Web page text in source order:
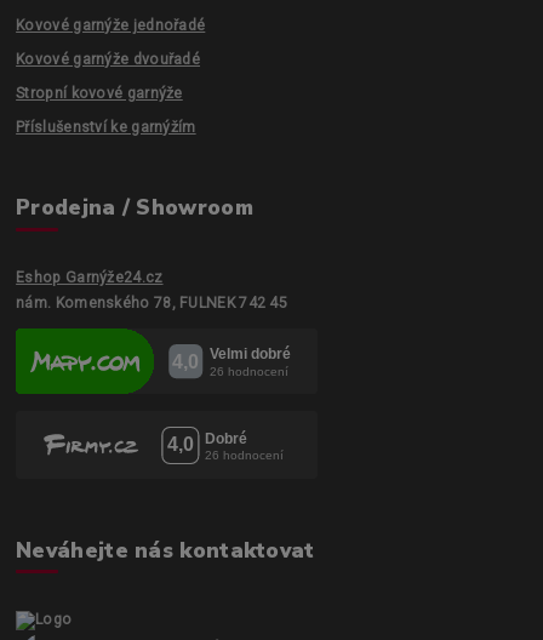
Kovové garnýže jednořadé
Kovové garnýže dvouřadé
Stropní kovové garnýže
Příslušenství ke garnýžím
Prodejna / Showroom
Eshop Garnýže24.cz
nám. Komenského 78, FULNEK 742 45
Neváhejte nás kontaktovat